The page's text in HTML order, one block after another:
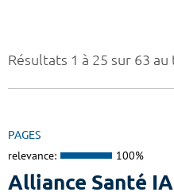
Résultats 1 à 25 sur 63
PAGES
relevance: 100%
Alliance Santé IA